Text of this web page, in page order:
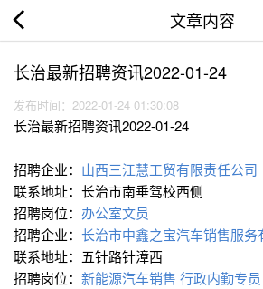
文章内容
长治最新招聘资讯2022-01-24
发布时间：2022-01-24 01:30:08
长治最新招聘资讯2022-01-24
招聘企业： 山西三江慧工贸有限责任公司
联系地址：长治市南垂驾校西侧
招聘岗位： 办公室文员
招聘企业： 长治市中鑫之宝汽车销售服务
联系地址：五针路针漳西
招聘岗位： 新能源汽车销售 行政内勤专员